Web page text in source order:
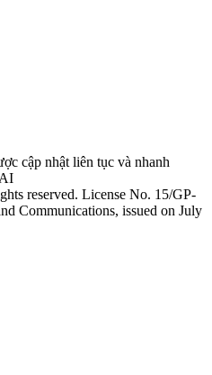
cập nhật liên tục và nhanh
reserved. License No. 15/GP-
Communications, issued on July